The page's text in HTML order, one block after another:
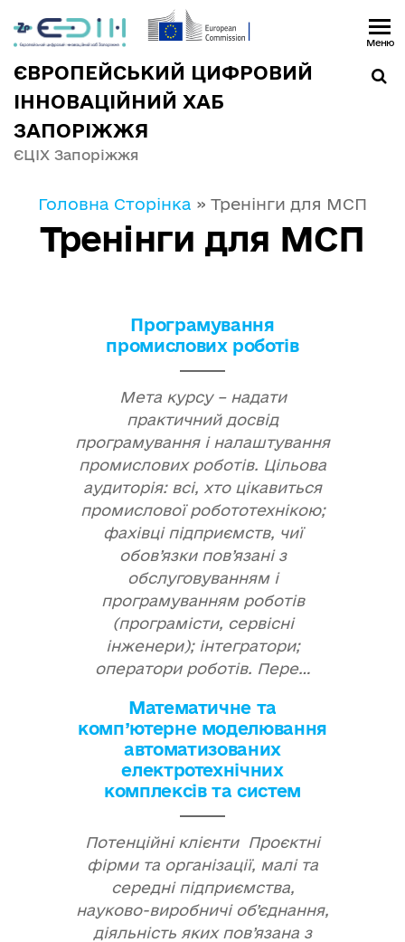
ЄВРОПЕЙСЬКИЙ ЦИФРОВИЙ
ІННОВАЦІЙНИЙ ХАБ
ЗАПОРІЖЖЯ
ЄЦІХ Запоріжжя
Меню
Тренінги для МСП
Головна Сторінка » Тренінги для МСП
Програмування
промислових роботів
Мета курсу – надати
практичний досвід
програмування і налаштування
промислових роботів. Цільова
аудиторія: всі, хто цікавиться
промислової робототехнікою;
фахівці підприємств, чиї
обов’язки пов’язані з
обслуговуванням і
програмуванням роботів
(програмісти, сервісні
інженери); інтегратори;
оператори роботів. Пере…
Математичне та
комп’ютерне моделювання
автоматизованих
електротехнічних
комплексів та систем
Потенційні клієнти Проєктні
фірми та організації, малі та
середні підприємства,
науково-виробничі об’єднання,
діяльність яких пов’язана з